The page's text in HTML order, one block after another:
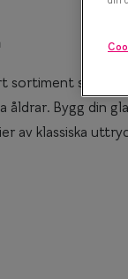
sortiment som
Bygg din
av klassiska